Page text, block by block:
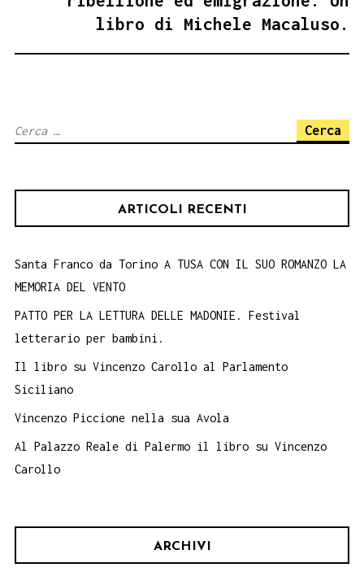
libro di Michele Macaluso.
Ricerca
ARTICOLI RECENTI
Santa Franco da Torino A TUSA CON IL SUO ROMANZO LA
MEMORIA DEL VENTO
PATTO PER LA LETTURA DELLE MADONIE. Festival
letterario per bambini.
Il libro su Vincenzo Carollo al Parlamento
Siciliano
Vincenzo Piccione nella sua Avola
Al Palazzo Reale di Palermo il libro su Vincenzo
Carollo
ARCHIVI